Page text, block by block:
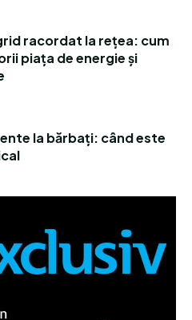
racordat la rețea: cum
piața de energie și
la bărbați: când este